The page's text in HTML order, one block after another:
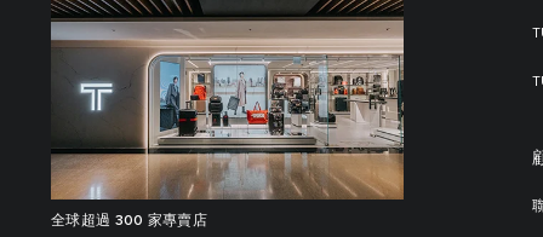
全球超過 300 家專賣店